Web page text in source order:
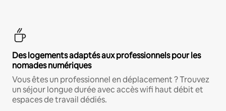
Des logements adaptés aux professionnels pour les
nomades numériques
Vous êtes un professionnel en déplacement ? Trouvez
un séjour longue durée avec accès wifi haut débit et
espaces de travail dédiés.